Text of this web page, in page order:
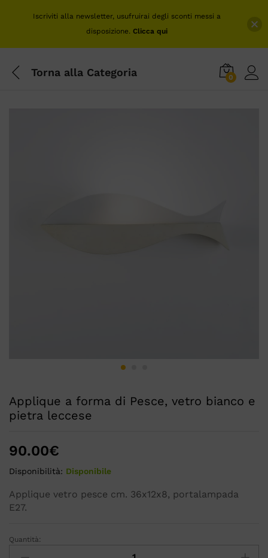
Torna alla Categoria 0
Applique a forma di Pesce, vetro bianco e
pietra leccese
90.00€
Disponibilità: Disponibile
Applique vetro pesce cm. 36x12x8, portalampada
E27.
Quantità:
Iscriviti alla newsletter, usufruirai degli sconti messi a
disposizione. Clicca qui